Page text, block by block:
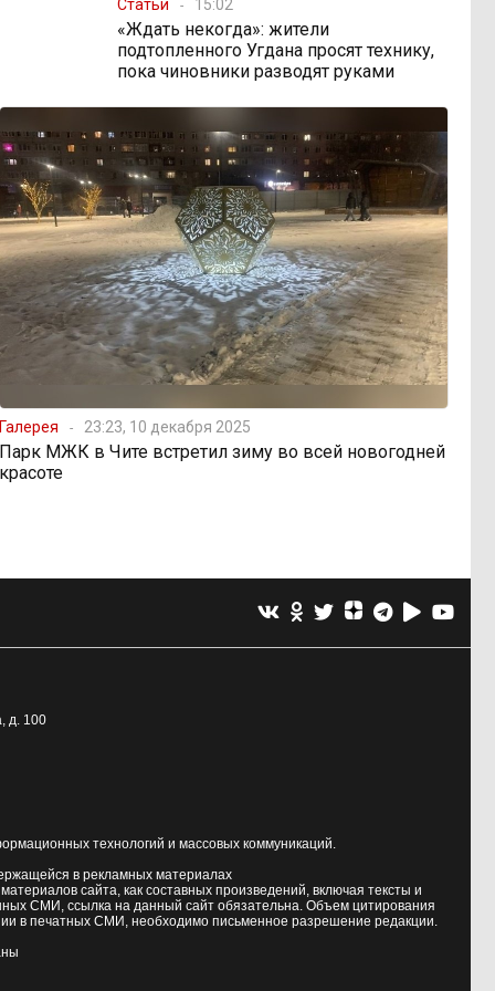
Статьи 15:02
«Ждать некогда»: жители
подтопленного Угдана просят технику,
пока чиновники разводят руками
Галерея 23:23, 10 декабря 2025
Парк МЖК в Чите встретил зиму во всей новогодней
красоте
д. 100
технологий и массовых коммуникаций.
в рекламных материалах
сайта, как составных произведений, включая тексты и
СМИ, ссылка на данный сайт обязательна. Объем цитирования
в печатных СМИ, необходимо письменное разрешение редакции.